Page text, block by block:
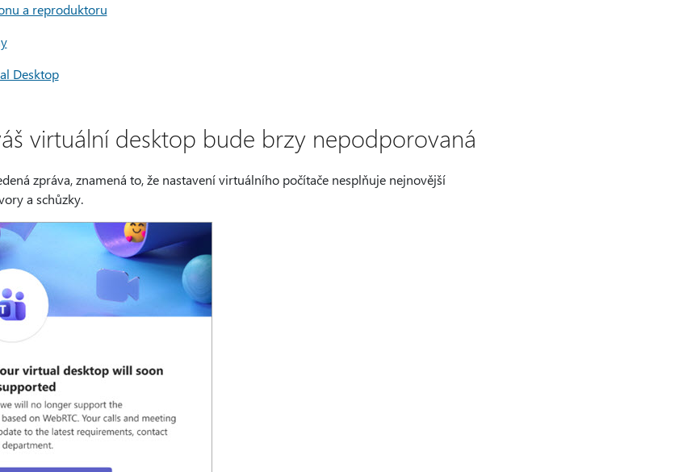
a reproduktoru
Desktop
virtuální desktop bude brzy nepodporovaná
zpráva, znamená to, že nastavení virtuálního počítače nesplňuje nejnovější
a schůzky.